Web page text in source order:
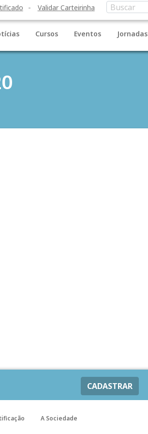
Validar Carteirinha
Cursos Eventos Jornadas
CADASTRAR
A Sociedade